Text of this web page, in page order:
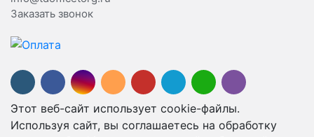
Заказать звонок
Этот веб-сайт использует cookie-файлы.
Используя сайт, вы соглашаетесь на обработку